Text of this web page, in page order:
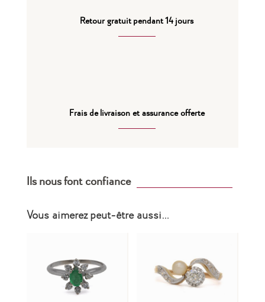
Retour gratuit pendant 14 jours
Frais de livraison et assurance offerte
Ils nous font confiance
Vous aimerez peut-être aussi…